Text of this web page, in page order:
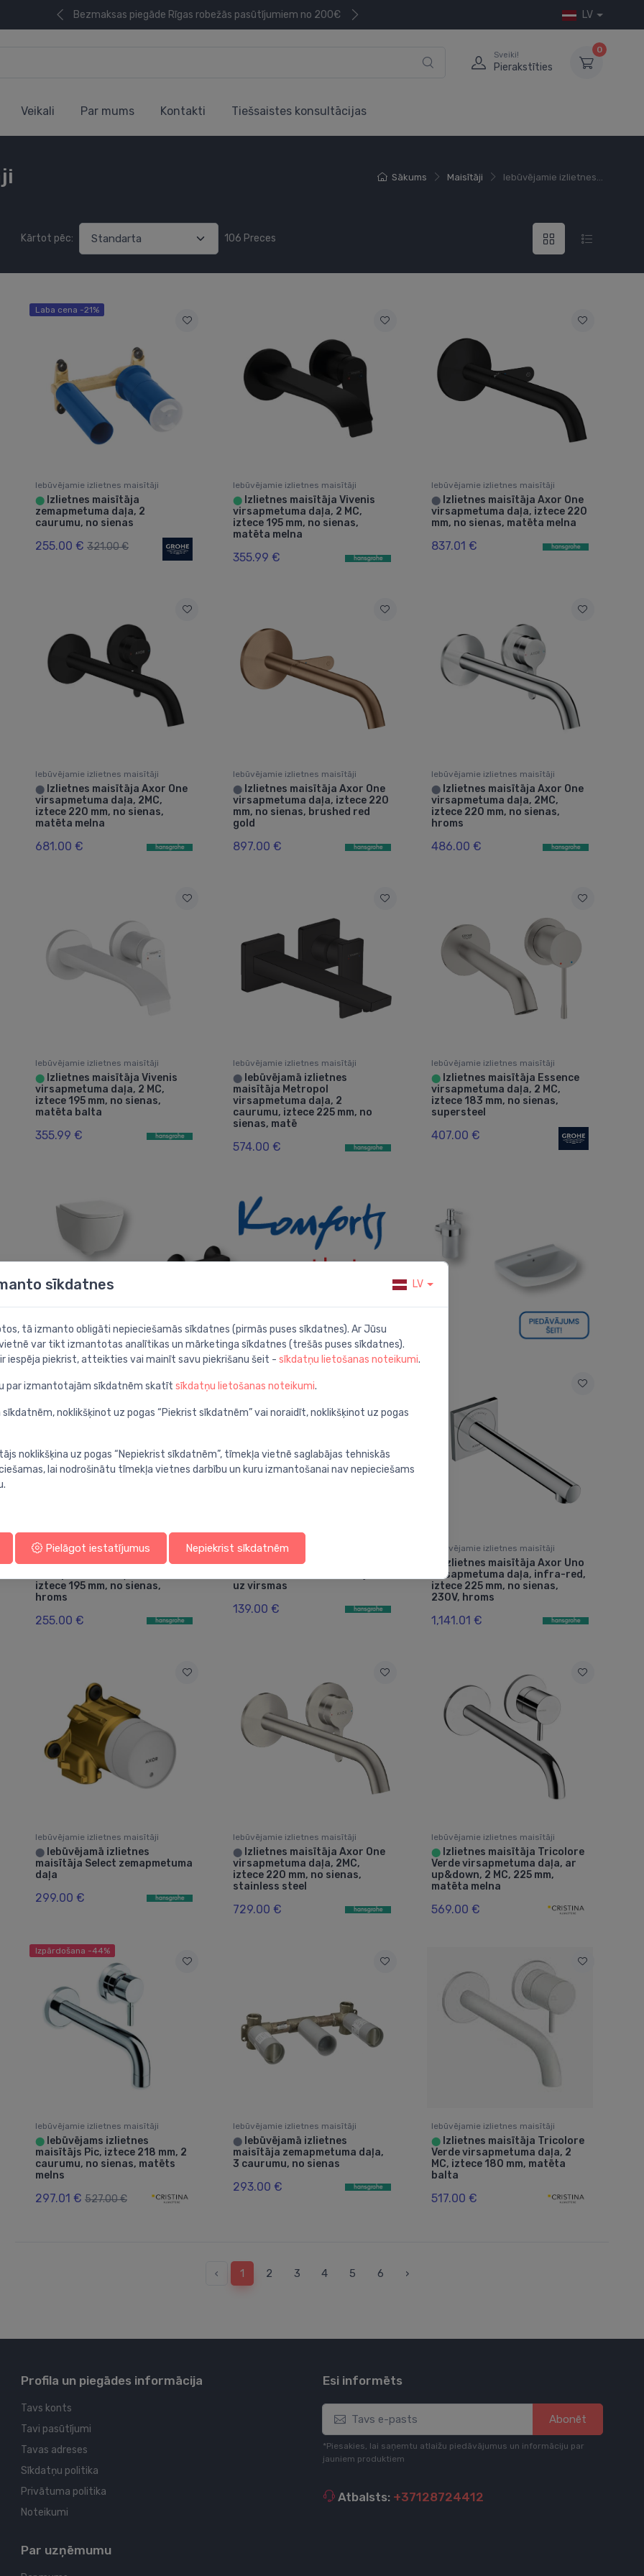
Bezmaksas piegāde Rīgas robežās pasūtījumiem no 200€ LV
Sveiki!
Pierakstīties
0
Veikali Par mums Kontakti Tiešsaistes konsultācijas
Sākums Maisītāji Iebūvējamie izlietnes...
Kārtot pēc: 106 Preces
Laba cena -21%
Iebūvējamie izlietnes maisītāji
⬤ Izlietnes maisītāja
zemapmetuma daļa, 2
caurumu, no sienas
255.00 € 321.00 €
Iebūvējamie izlietnes maisītāji
⬤ Izlietnes maisītāja Vivenis
virsapmetuma daļa, 2 MC,
iztece 195 mm, no sienas,
matēta melna
355.99 €
Iebūvējamie izlietnes maisītāji
⬤Izlietnes maisītāja Axor One
virsapmetuma daļa, iztece 220
mm, no sienas, matēta melna
837.01 €
Iebūvējamie izlietnes maisītāji
⬤ Izlietnes maisītāja Axor One
virsapmetuma daļa, 2MC,
iztece 220 mm, no sienas,
matēta melna
681.00 €
Iebūvējamie izlietnes maisītāji
⬤ Izlietnes maisītāja Axor One
virsapmetuma daļa, iztece 220
mm, no sienas, brushed red
gold
897.00 €
Iebūvējamie izlietnes maisītāji
⬤Izlietnes maisītāja Axor One
virsapmetuma daļa, 2MC,
iztece 220 mm, no sienas,
hroms
486.00 €
Iebūvējamie izlietnes maisītāji
⬤ Izlietnes maisītāja Vivenis
virsapmetuma daļa, 2 MC,
iztece 195 mm, no sienas,
matēta balta
355.99 €
Iebūvējamie izlietnes maisītāji
⬤ Iebūvējamā izlietnes
maisītāja Metropol
virsapmetuma daļa, 2
caurumu, iztece 225 mm, no
sienas, matē
574.00 €
Iebūvējamie izlietnes maisītāji
⬤Izlietnes maisītāja Essence
virsapmetuma daļa, 2 MC,
iztece 183 mm, no sienas,
supersteel
407.00 €
Iebūvējamie izlietnes maisītāji
⬤Izlietnes maisītāja Vivenis
iztece 195 mm, no sienas,
hroms
255.00 €
Iebūvējamie izlietnes maisītāji
⬤Montāžas komplekts 3
uz virsmas
139.00 €
Iebūvējamie izlietnes maisītāji
Izlietnes maisītāja Axor Uno
virsapmetuma daļa, infra-red,
iztece 225 mm, no sienas,
230V, hroms
1,141.01 €
Iebūvējamie izlietnes maisītāji
⬤ Iebūvējamā izlietnes
maisītāja Select zemapmetuma
daļa
299.00 €
Iebūvējamie izlietnes maisītāji
⬤ Izlietnes maisītāja Axor One
virsapmetuma daļa, 2MC,
iztece 220 mm, no sienas,
stainless steel
729.00 €
Iebūvējamie izlietnes maisītāji
⬤Izlietnes maisītāja Tricolore
Verde virsapmetuma daļa, ar
up&down, 2 MC, 225 mm,
matēta melna
569.00 €
Izpārdošana -44%
Iebūvējamie izlietnes maisītāji
⬤ Iebūvējams izlietnes
maisītājs Pic, iztece 218 mm, 2
caurumu, no sienas, matēts
melns
297.01 € 527.00 €
Iebūvējamie izlietnes maisītāji
⬤ Iebūvējamā izlietnes
maisītāja zemapmetuma daļa,
3 caurumu, no sienas
293.00 €
Iebūvējamie izlietnes maisītāji
⬤Izlietnes maisītāja Tricolore
Verde virsapmetuma daļa, 2
MC, iztece 180 mm, matēta
balta
517.00 €
‹ 1 2 3 4 5 6 ›
Profila un piegādes informācija
Tavs konts
Tavi pasūtījumi
Tavas adreses
Sīkdatņu politika
Privātuma politika
Noteikumi
Par uzņēmumu
Esi informēts
Abonēt
*Piesakies, lai saņemtu atlaižu piedāvājumus un informāciju par
jauniem produktiem
Atbalsts: +37128724412
sīkdatnes LV
tā izmanto obligāti nepieciešamās sīkdatnes (pirmās puses sīkdatnes). Ar Jūsu
var tikt izmantotas analītikas un mārketinga sīkdatnes (trešās puses sīkdatnes).
iespēja piekrist, atteikties vai mainīt savu piekrišanu šeit - sīkdatņu lietošanas noteikumi.
par izmantotajām sīkdatnēm skatīt sīkdatņu lietošanas noteikumi.
noklikšķinot uz pogas “Piekrist sīkdatnēm” vai noraidīt, noklikšķinot uz pogas
noklikšķina uz pogas “Nepiekrist sīkdatnēm”, tīmekļa vietnē saglabājas tehniskās
lai nodrošinātu tīmekļa vietnes darbību un kuru izmantošanai nav nepieciešams
Pielāgot iestatījumus Nepiekrist sīkdatnēm